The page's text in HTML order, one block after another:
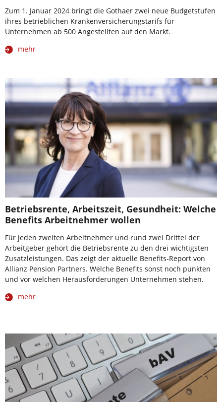
Zum 1. Januar 2024 bringt die Gothaer zwei neue Budgetstufen
ihres betrieblichen Krankenversicherungstarifs für
Unternehmen ab 500 Angestellten auf den Markt.
mehr
Betriebsrente, Arbeitszeit, Gesundheit: Welche
Benefits Arbeitnehmer wollen
Für jeden zweiten Arbeitnehmer und rund zwei Drittel der
Arbeitgeber gehört die Betriebsrente zu den drei wichtigsten
Zusatzleistungen. Das zeigt der aktuelle Benefits-Report von
Allianz Pension Partners. Welche Benefits sonst noch punkten
und vor welchen Herausforderungen Unternehmen stehen.
mehr